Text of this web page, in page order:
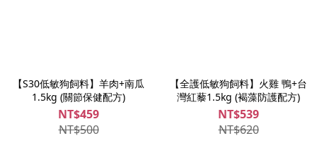
【S30低敏狗飼料】羊肉+南瓜
1.5kg (關節保健配方)
NT$459
NT$500
【全護低敏狗飼料】火雞 鴨+台
灣紅藜1.5kg (褐藻防護配方)
NT$539
NT$620